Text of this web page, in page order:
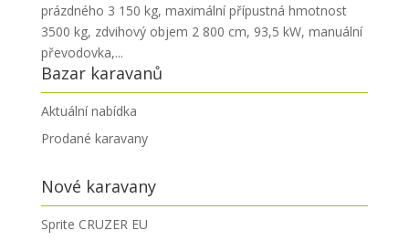
prázdného 3 150 kg, maximální přípustná hmotnost
3500 kg, zdvihový objem 2 800 cm, 93,5 kW, manuální
převodovka,...
Bazar karavanů
Aktuální nabídka
Prodané karavany
Nové karavany
Sprite CRUZER EU